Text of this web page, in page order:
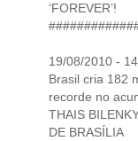
‘FOREVER’!
19/08/2010 -
Brasil cria 182
recorde no
THAIS
DE BRASÍLIA